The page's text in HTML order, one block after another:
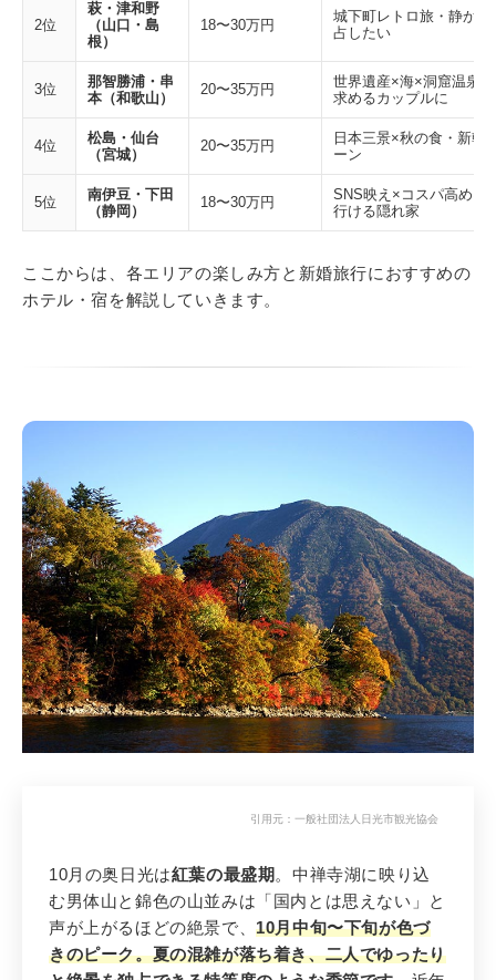
2位
萩・津和野
（山口・島
根）
18〜30万円
城下町レトロ旅・静か
占したい
3位
那智勝浦・串
本（和歌山）
20〜35万円
世界遺産×海×洞窟温泉
求めるカップルに
4位
松島・仙台
（宮城）
20〜35万円
日本三景×秋の食・新幹
ーン
5位
南伊豆・下田
（静岡）
18〜30万円
SNS映え×コスパ高め×
行ける隠れ家
ここからは、各エリアの楽しみ方と新婚旅行におすすめの
ホテル・宿を解説していきます。
中禅寺湖の鏡面紅葉 × 世界遺産 × 温
泉！10月は日光が最も輝く季節
引用元： 一般社団法人日光市観光協会
10月の奥日光は紅葉の最盛期 。中禅寺湖に映り込
む男体山と錦色の山並みは「国内とは思えない」と
声が上がるほどの絶景で、10月中旬〜下旬が色づ
きのピーク。夏の混雑が落ち着き、二人でゆったり